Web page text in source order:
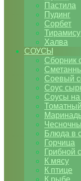
Пастила
Пудинг
Сорбет
Тирамису
Халва
СОУСЫ
Сборник
Соевый
Соус
Соусы на
Блюда в
Горчица
Грибной
К мясу
К птице
К рыбе